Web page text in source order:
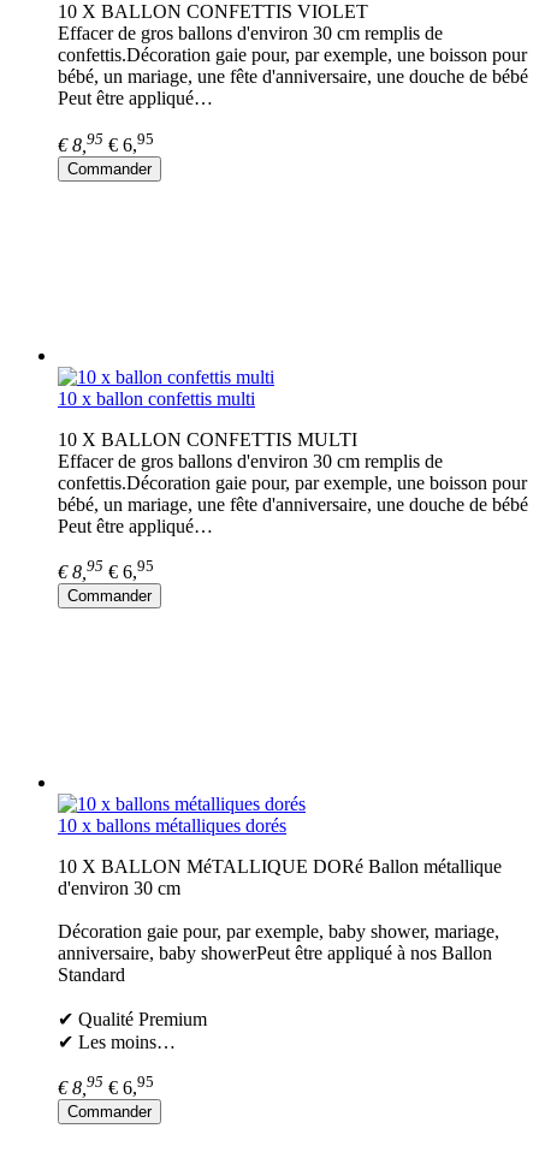
10 X BALLON CONFETTIS VIOLET
Effacer de gros ballons d'environ 30 cm remplis de
confettis.Décoration gaie pour, par exemple, une boisson pour
bébé, un mariage, une fête d'anniversaire, une douche de bébé
Peut être appliqué…
€ 8, 95 € 6,95
Commander
10 x ballon confettis multi
10 X BALLON CONFETTIS MULTI
Effacer de gros ballons d'environ 30 cm remplis de
confettis.Décoration gaie pour, par exemple, une boisson pour
bébé, un mariage, une fête d'anniversaire, une douche de bébé
Peut être appliqué…
€ 8, 95 € 6,95
Commander
10 x ballons métalliques dorés
10 X BALLON MéTALLIQUE DORé Ballon métallique
d'environ 30 cm
Décoration gaie pour, par exemple, baby shower, mariage,
anniversaire, baby showerPeut être appliqué à nos Ballon
Standard
✔ Qualité Premium
✔ Les moins…
€ 8, 95 € 6,95
Commander